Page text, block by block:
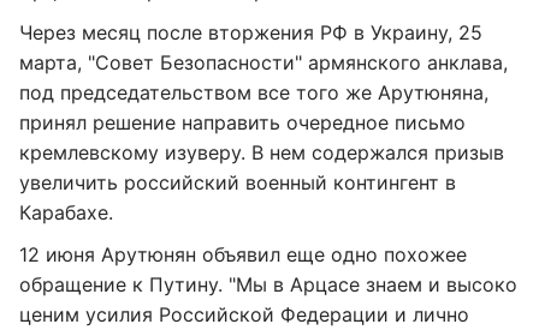
Через месяц после вторжения РФ в Украину, 25
марта, "Совет Безопасности" армянского анклава,
под председательством все того же Арутюняна,
принял решение направить очередное письмо
кремлевскому изуверу. В нем содержался призыв
увеличить российский военный контингент в
Карабахе.
12 июня Арутюнян объявил еще одно похожее
обращение к Путину. "Мы в Арцасе знаем и высоко
ценим усилия Российской Федерации и лично